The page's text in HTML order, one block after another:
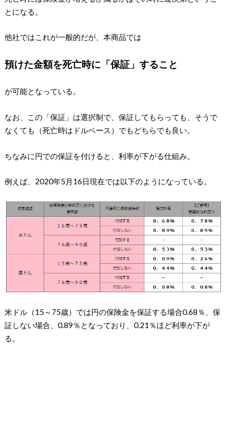
とになる。
他社ではこれが一般的だが、本商品では
預けた金額を死亡時に「保証」すること
が可能となっている。
なお、この「保証」は選択制で、保証してもらっても、そうで
なくても（死亡時はドルベース）でもどちらでも良い。
ちなみに円での保証を付けると、利率が下がる仕組み。
例えば、2020年5月16日現在では以下のようになっている。
米ドル（15～75歳）では円の保険金を保証する場合0.68％、保
証しない場合、0.89％となっており、0.21％ほど利率が下が
る。